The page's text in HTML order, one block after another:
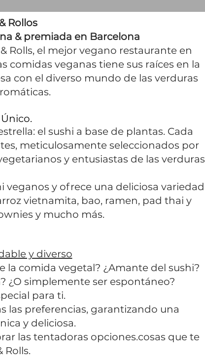
Rollos
& premiada en Barcelona
Rolls, el mejor vegano restaurante en
comidas veganas tiene sus raíces en la
con el diverso mundo de las verduras
el sushi a base de plantas. Cada
meticulosamente seleccionados por
y entusiastas de las verduras
veganos y ofrece una deliciosa variedad
vietnamita, bao, ramen, pad thai y
y mucho más.
y diverso
la comida vegetal? ¿Amante del sushi?
¿O simplemente ser espontáneo?
para ti.
las preferencias, garantizando una
y deliciosa.
las tentadoras opciones.cosas que te
Rolls.